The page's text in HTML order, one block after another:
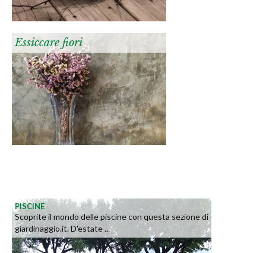
Essiccare fiori
PISCINE
Scoprite il mondo delle piscine con questa sezione di
giardinaggio.it. D'estate ...